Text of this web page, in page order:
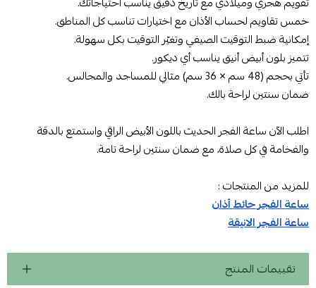
خمس تقاويم لحساب الأذان مع اختيارات تناسب كل المناطق.
إمكانية ضبط التوقيت الصيفي وتغيّر التوقيت بكل سهولة.
تتميز بلون أبيض أنيق يناسب أي ديكور.
تأتي بحجم (48 سم × 36 سم) مثالي للمساجد والمجالس.
ضمان سنتين لراحة بالك.
اطلب الآن ساعة الفجر الحديث باللون الأبيض الراقي واستمتع بالدقة
والفخامة في كل صلاة، مع ضمان سنتين لراحة تامة.
للمزيد من المنتجات :
ساعة الفجر حائط أذان
ساعة الفجر الانيقة
تقييمات المنتج